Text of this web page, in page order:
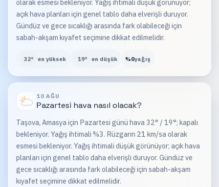
olarak esmesi bekleniyor. Yağış ihtimali düşük görünüyor;
açık hava planları için genel tablo daha elverişli duruyor.
Gündüz ve gece sıcaklığı arasında fark olabileceği için
sabah-akşam kıyafet seçimine dikkat edilmelidir.
32° en yüksek 19° en düşük %0yağış
10 AĞU
Pazartesi hava nasıl olacak?
Taşova, Amasya için Pazartesi günü hava 32° / 19°; kapalı
bekleniyor. Yağış ihtimali %3. Rüzgarın 21 km/sa olarak
esmesi bekleniyor. Yağış ihtimali düşük görünüyor; açık hava
planları için genel tablo daha elverişli duruyor. Gündüz ve
gece sıcaklığı arasında fark olabileceği için sabah-akşam
kıyafet seçimine dikkat edilmelidir.